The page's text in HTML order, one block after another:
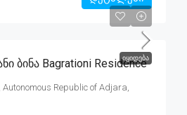
ᲘᲧᲘᲓᲔᲑᲐ
Ბინა Bagrationi Residence
Republic of Adjara,